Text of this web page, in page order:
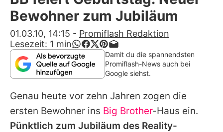
Alle Themen auf Promiflash
App runterladen
Team
Redaktionelle Richtlinien
Impressum
Bewohner zum Jubiläum
01.03.10, 14:15 - Promiflash Redaktion
Lesezeit: 1 min
Damit du die spannendsten
Promiflash-News auch bei
Google siehst.
Genau heute vor zehn Jahren zogen die
ersten Bewohner ins Big Brother-Haus ein.
Pünktlich zum Jubiläum des Reality-